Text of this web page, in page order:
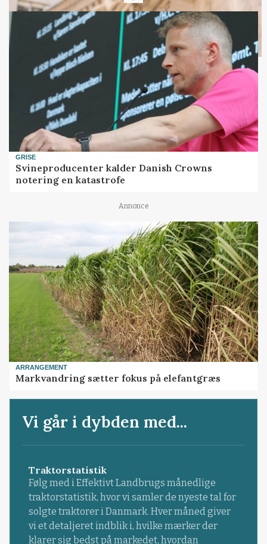
GRISE
Svineproducenter kalder Danish Crowns
notering en katastrofe
Annonce
ARRANGEMENT
Markvandring sætter fokus på elefantgræs
Vi går i dybden med...
Traktorstatistik
Følg med i Effektivt Landbrugs månedlige
traktorstatistik, hvor vi samler de nyeste tal for
solgte traktorer i Danmark. Hver måned giver
vi et detaljeret indblik i, hvilke mærker der
klarer sig bedst på markedet, hvordan